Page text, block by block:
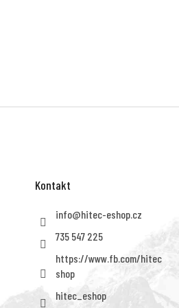
Kontakt
info@hitec-eshop.cz
735 547 225
https://www.fb.com/hitec
shop
hitec_eshop